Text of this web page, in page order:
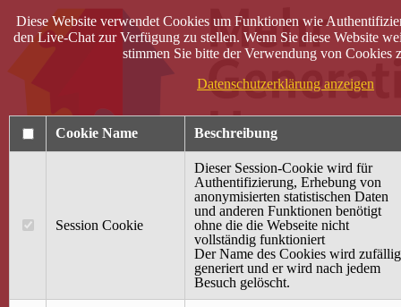
40 Jahre Mütterzentrum
Diese Website verwendet Cookies um Funktionen wie
den Live-Chat zur Verfügung zu stellen. Wenn Sie diese Website
stimmen Sie bitte der Verwendung von Cookies
Datenschutzerklärung anzeigen
Cookie Name Beschreibung
Session Cookie
Dieser Session-Cookie wird für
Authentifizierung, Erhebung von
anonymisierten statistischen Daten
und anderen Funktionen benötigt
ohne die die Webseite nicht
vollständig funktioniert
Der Name des Cookies wird zufällig
generiert und er wird nach jedem
Besuch gelöscht.